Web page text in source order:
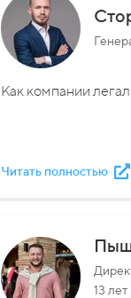
Как компании
Читать полностью
13